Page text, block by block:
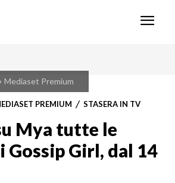
Mediaset Premium
PREMIUM STASERA IN TV
Mya tutte le
Gossip Girl, dal 14